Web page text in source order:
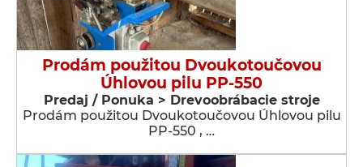
Prodám použitou Dvoukotoučovou
Úhlovou pilu PP-550
Predaj / Ponuka > Drevoobrábacie stroje
Prodám použitou Dvoukotoučovou Úhlovou pilu
PP-550 , …